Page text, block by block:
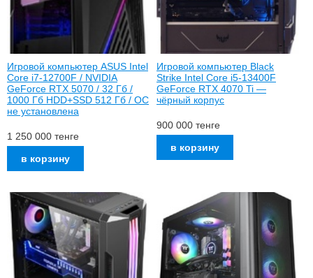
Игровой компьютер ASUS Intel
Core i7-12700F / NVIDIA
GeForce RTX 5070 / 32 Гб /
1000 Гб HDD+SSD 512 Гб / ОС
не установлена
1 250 000 тенге
Игровой компьютер Black
Strike Intel Core i5-13400F
GeForce RTX 4070 Ti —
чёрный корпус
900 000 тенге